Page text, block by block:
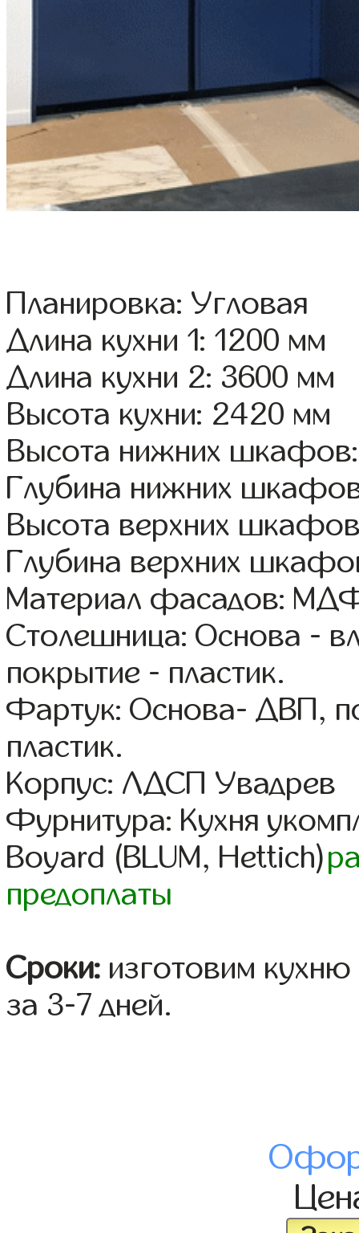
Планировка: Угловая
Длина кухни 1: 1200 мм
Длина кухни 2: 3600 мм
Высота кухни: 2420 мм
Высота нижних
Глубина нижних
Высота верхних
Глубина верхних
Материал фасадов:
Столешница: Основа -
покрытие - пластик.
Фартук: Основа- ДВП,
пластик.
Корпус: ЛДСП Увадрев
Фурнитура: Кухня
Boyard (BLUM, Hettich)
предоплаты
Сроки: изготовим
за 3-7 дней.